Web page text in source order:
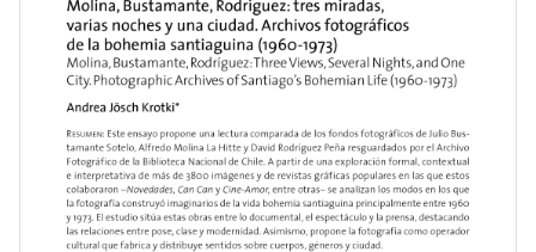
patrimoniales
socioterritoriales.
El
caso
del
FAIP
en
Chile